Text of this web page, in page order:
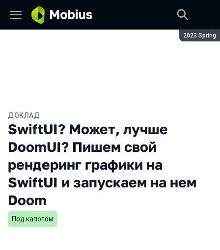
Сезон:
2023 Spring
ДОКЛАД
SwiftUI? Может, лучше
DoomUI? Пишем свой
рендеринг графики на
SwiftUI и запускаем на нем
Doom
Под капотом